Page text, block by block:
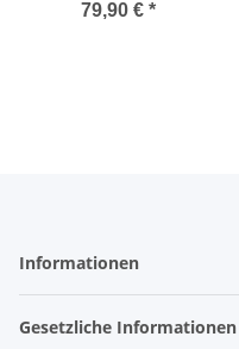
79,90 € *
Informationen
Gesetzliche Informationen